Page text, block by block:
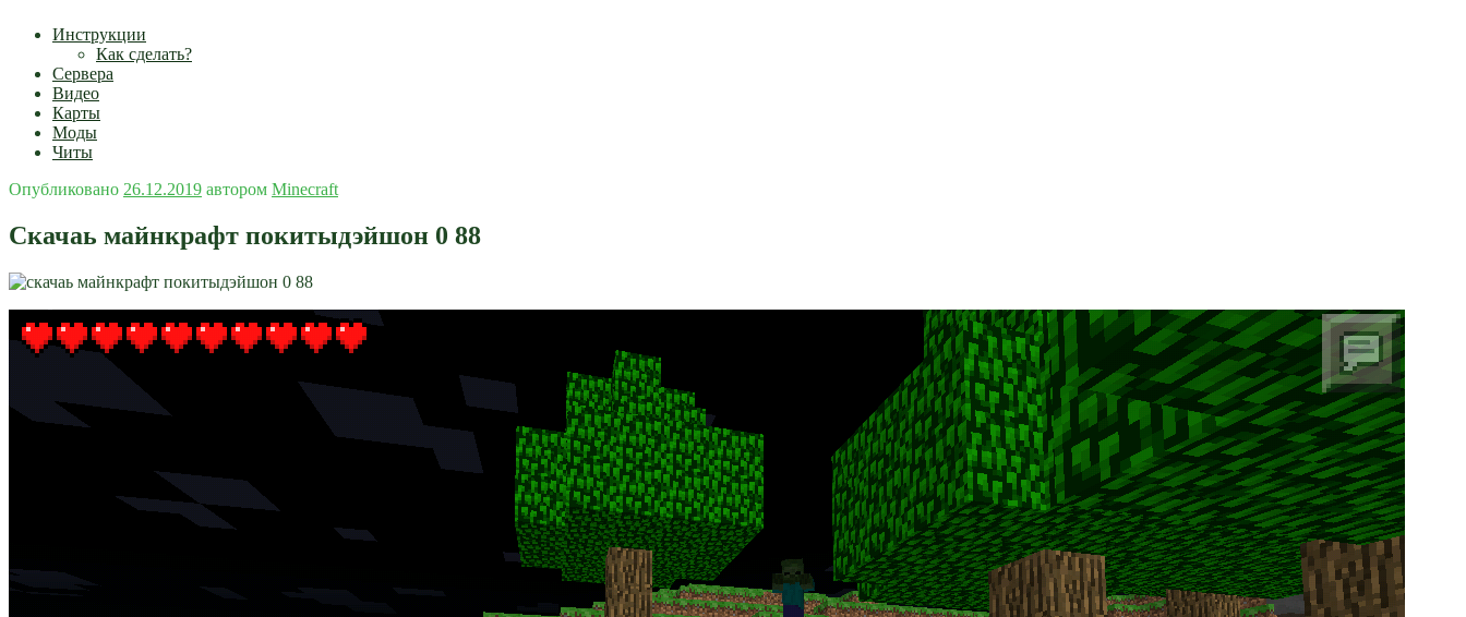
Инструкции
Как сделать?
Сервера
Видео
Карты
Моды
Читы
Опубликовано 26.12.2019 автором Minecraft
Скачаь майнкрафт покитыдэйшон 0 88